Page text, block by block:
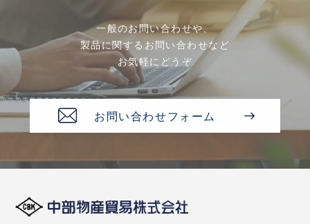
一般のお問い合わせや、
製品に関するお問い合わせなど
お気軽にどうぞ
お問い合わせフォーム